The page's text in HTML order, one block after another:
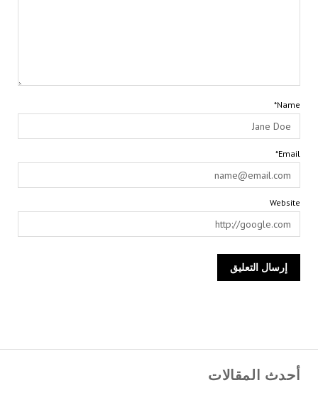
أحدث المقالات
Name*
Email*
Website